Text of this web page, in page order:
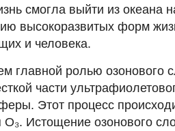
смогла выйти из океана
высокоразвитых форм
и человека.
главной ролью озонового
части
Этот процесс
О₃. Истощение озонового